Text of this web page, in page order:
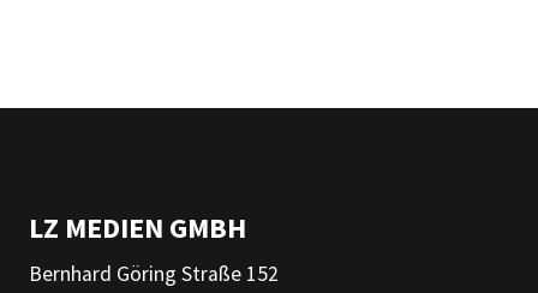
LZ MEDIEN GMBH
Bernhard Göring Straße 152